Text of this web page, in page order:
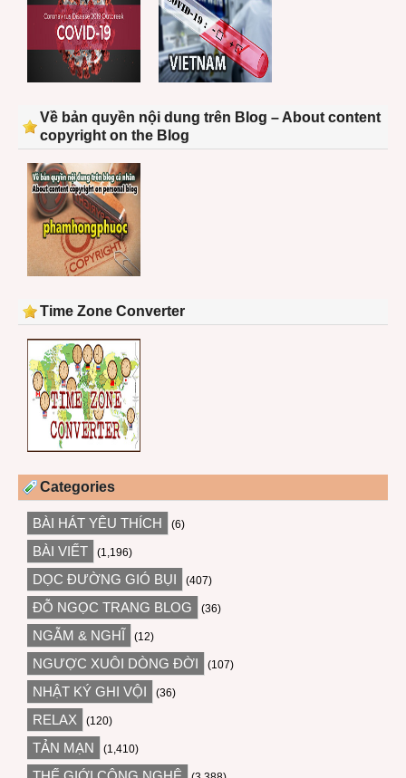
Về bản quyền nội dung trên Blog – About content
copyright on the Blog
Time Zone Converter
Categories
BÀI HÁT YÊU THÍCH (6)
BÀI VIẾT (1,196)
DỌC ĐƯỜNG GIÓ BỤI (407)
ĐỖ NGỌC TRANG BLOG (36)
NGẪM & NGHĨ (12)
NGƯỢC XUÔI DÒNG ĐỜI (107)
NHẬT KÝ GHI VỘI (36)
RELAX (120)
TẢN MẠN (1,410)